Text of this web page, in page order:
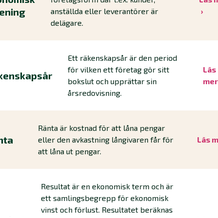
anställda eller leverantörer är
delägare.
Ett räkenskapsår är den period
för vilken ett företag gör sitt
bokslut och upprättar sin
årsredovisning.
Läs
mer
Ränta är kostnad för att låna pengar
eller den avkastning långivaren får för
att låna ut pengar.
Läs
Resultat är en ekonomisk term och är
ett samlingsbegrepp för ekonomisk
vinst och förlust. Resultatet beräknas